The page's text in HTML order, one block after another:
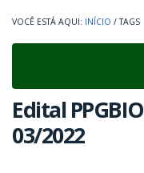
INÍCIO / TAGS
Edital
03/2022